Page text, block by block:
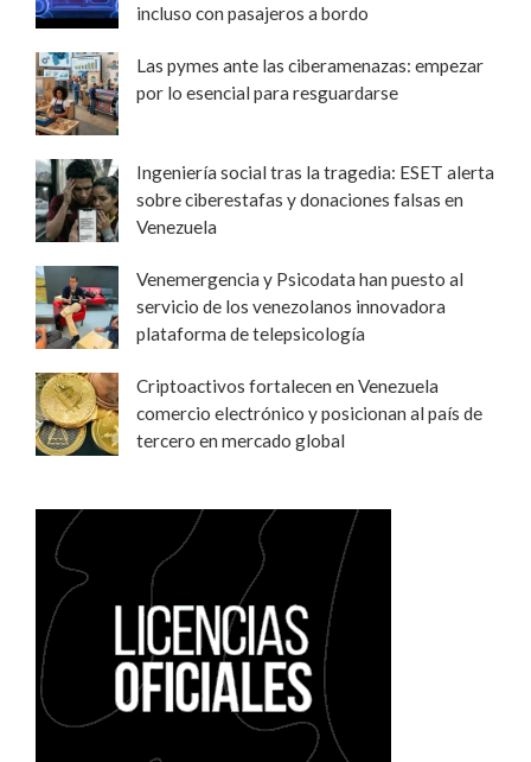
incluso con pasajeros a bordo
Las pymes ante las ciberamenazas: empezar
por lo esencial para resguardarse
Ingeniería social tras la tragedia: ESET alerta
sobre ciberestafas y donaciones falsas en
Venezuela
Venemergencia y Psicodata han puesto al
servicio de los venezolanos innovadora
plataforma de telepsicología
Criptoactivos fortalecen en Venezuela
comercio electrónico y posicionan al país de
tercero en mercado global